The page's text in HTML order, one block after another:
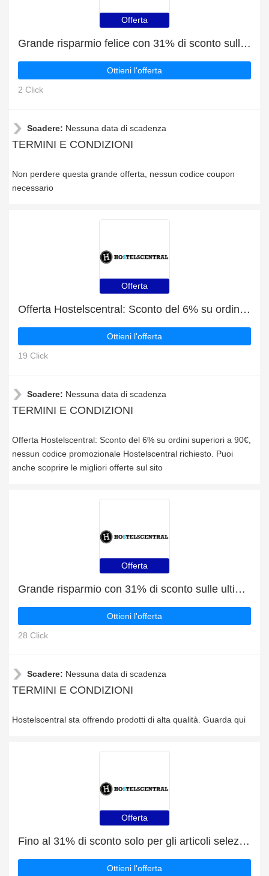
Offerta
Grande risparmio felice con 31% di sconto sulle ultime offerte
Ottieni l'offerta
2 Click
Scadere: Nessuna data di scadenza
TERMINI E CONDIZIONI
Non perdere questa grande offerta, nessun codice coupon
necessario
Offerta
Offerta Hostelscentral: Sconto del 6% su ordini superiori a 90€
Ottieni l'offerta
19 Click
Scadere: Nessuna data di scadenza
TERMINI E CONDIZIONI
Offerta Hostelscentral: Sconto del 6% su ordini superiori a 90€,
nessun codice promozionale Hostelscentral richiesto. Puoi
anche scoprire le migliori offerte sul sito
Offerta
Grande risparmio con 31% di sconto sulle ultime offerte
Ottieni l'offerta
28 Click
Scadere: Nessuna data di scadenza
TERMINI E CONDIZIONI
Hostelscentral sta offrendo prodotti di alta qualità. Guarda qui
Offerta
Fino al 31% di sconto solo per gli articoli selezionati
Ottieni l'offerta